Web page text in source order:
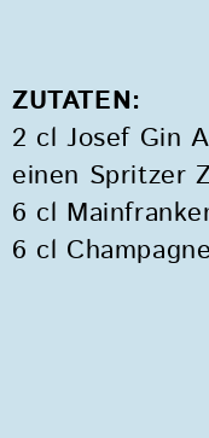
ZUTATEN:
2 cl Josef Gin
einen Spritzer
6 cl
6 cl